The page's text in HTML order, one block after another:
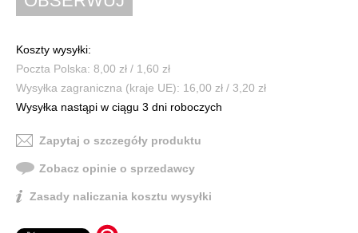
Koszty wysyłki:
Poczta Polska: 8,00 zł / 1,60 zł
Wysyłka zagraniczna (kraje UE): 16,00 zł / 3,20 zł
Wysyłka nastąpi w ciągu 3 dni roboczych
Zapytaj o szczegóły produktu
Zobacz opinie o sprzedawcy
Zasady naliczania kosztu wysyłki